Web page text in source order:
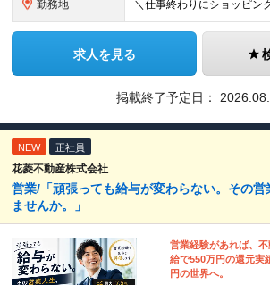
勤務地
求人を見る
掲載終了予定日：
NEW 正社員
花菱不動産株式会社
営業/「頑張っても給与が変わらない。その営
ませんか。」
営業経験があれば、
給で550万円の還元実
円の世界へ。